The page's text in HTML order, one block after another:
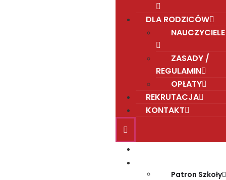
DLA RODZICÓW
NAUCZYCIELE
ZASADY /
REGULAMIN
OPŁATY
REKRUTACJA
KONTAKT
Patron Szkoły